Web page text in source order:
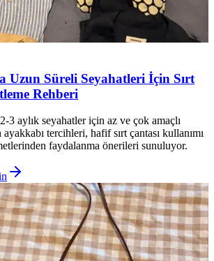
Uzun Süreli Seyahatleri İçin Sırt
Rehberi
3 aylık seyahatler için az ve çok amaçlı
tercihleri, hafif sırt çantası kullanımı
faydalanma önerileri sunuluyor.